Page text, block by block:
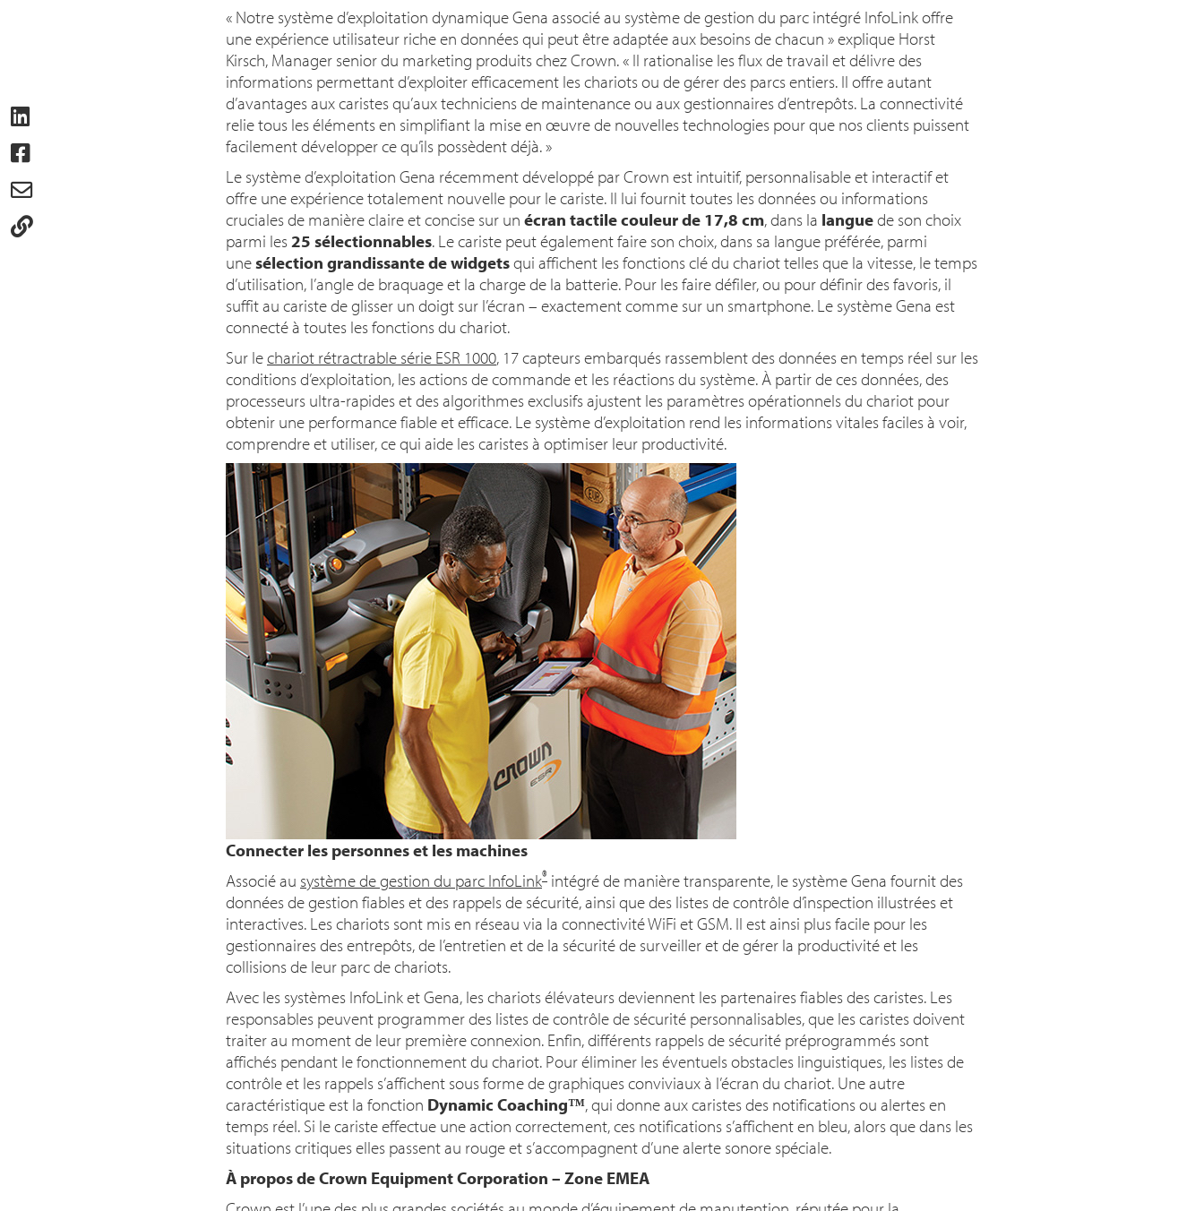
« Notre système d’exploitation dynamique Gena associé au système de gestion du parc intégré InfoLink offre
une expérience utilisateur riche en données qui peut être adaptée aux besoins de chacun » explique Horst
Kirsch, Manager senior du marketing produits chez Crown. « Il rationalise les flux de travail et délivre des
informations permettant d’exploiter efficacement les chariots ou de gérer des parcs entiers. Il offre autant
d’avantages aux caristes qu’aux techniciens de maintenance ou aux gestionnaires d’entrepôts. La connectivité
relie tous les éléments en simplifiant la mise en œuvre de nouvelles technologies pour que nos clients puissent
facilement développer ce qu’ils possèdent déjà. »
Le système d’exploitation Gena récemment développé par Crown est intuitif, personnalisable et interactif et
offre une expérience totalement nouvelle pour le cariste. Il lui fournit toutes les données ou informations
cruciales de manière claire et concise sur un écran tactile couleur de 17,8 cm, dans la languede son choix
parmi les 25 sélectionnables. Le cariste peut également faire son choix, dans sa langue préférée, parmi
unesélection grandissante de widgetsqui affichent les fonctions clé du chariot telles que la vitesse, le temps
d’utilisation, l’angle de braquage et la charge de la batterie. Pour les faire défiler, ou pour définir des favoris, il
suffit au cariste de glisser un doigt sur l’écran – exactement comme sur un smartphone. Le système Gena est
connecté à toutes les fonctions du chariot.
Sur lechariot rétractrable série ESR 1000, 17 capteurs embarqués rassemblent des données en temps réel sur les
conditions d’exploitation, les actions de commande et les réactions du système. À partir de ces données, des
processeurs ultra-rapides et des algorithmes exclusifs ajustent les paramètres opérationnels du chariot pour
obtenir une performance fiable et efficace. Le système d’exploitation rend les informations vitales faciles à voir,
comprendre et utiliser, ce qui aide les caristes à optimiser leur productivité.
Connecter les personnes et les machines
Associé au système de gestion du parc InfoLink® intégré de manière transparente, le système Gena fournit des
données de gestion fiables et des rappels de sécurité, ainsi que des listes de contrôle d’inspection illustrées et
interactives. Les chariots sont mis en réseau via la connectivité WiFi et GSM. Il est ainsi plus facile pour les
gestionnaires des entrepôts, de l’entretien et de la sécurité de surveiller et de gérer la productivité et les
collisions de leur parc de chariots.
Avec les systèmes InfoLink et Gena, les chariots élévateurs deviennent les partenaires fiables des caristes. Les
responsables peuvent programmer des listes de contrôle de sécurité personnalisables, que les caristes doivent
traiter au moment de leur première connexion. Enfin, différents rappels de sécurité préprogrammés sont
affichés pendant le fonctionnement du chariot. Pour éliminer les éventuels obstacles linguistiques, les listes de
contrôle et les rappels s’affichent sous forme de graphiques conviviaux à l’écran du chariot. Une autre
caractéristique est la fonction Dynamic Coaching™, qui donne aux caristes des notifications ou alertes en
temps réel. Si le cariste effectue une action correctement, ces notifications s’affichent en bleu, alors que dans les
situations critiques elles passent au rouge et s’accompagnent d’une alerte sonore spéciale.
À propos de Crown Equipment Corporation – Zone EMEA